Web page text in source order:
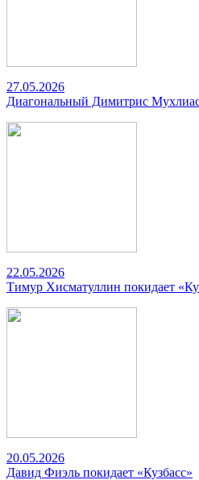
27.05.2026
Диагональный Димитрис Мухлиас
22.05.2026
Тимур Хисматуллин покидает
20.05.2026
Давид Фиэль покидает «Кузбасс»